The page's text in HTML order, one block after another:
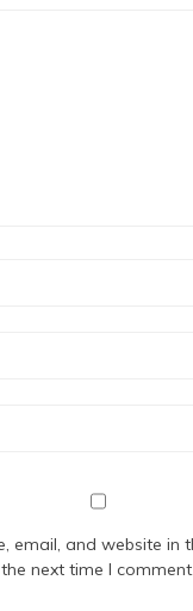
email, and website in
the next time I comment.